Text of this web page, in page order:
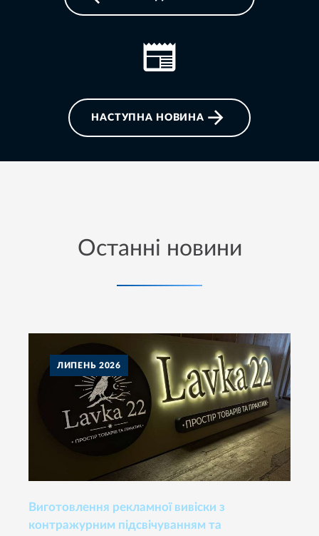
НАСТУПНА НОВИНА
Останні новини
ЛИПЕНЬ2026
Виготовлення рекламної вивіски з
контражурним підсвічуванням та